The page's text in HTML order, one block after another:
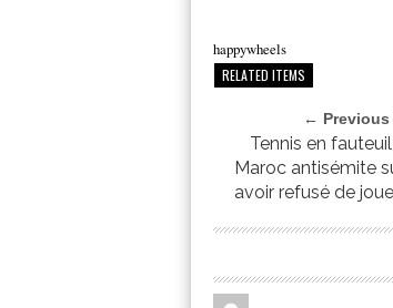
happywheels
RELATED ITEMS
← Previous
Tennis en
Maroc antisémite
avoir refusé de